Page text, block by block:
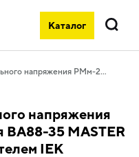
Каталог
Поиск
и
Расцепитель минимального напряжения РМм-250е (РМм-35) для ВА88-35 MASTER с электронным расцепителем IEK
напряжения
35 MASTER
IEK